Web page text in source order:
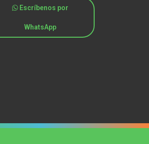
Escríbenos por
WhatsApp